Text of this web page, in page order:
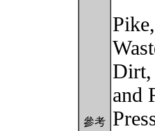
參考
Dirt,
and